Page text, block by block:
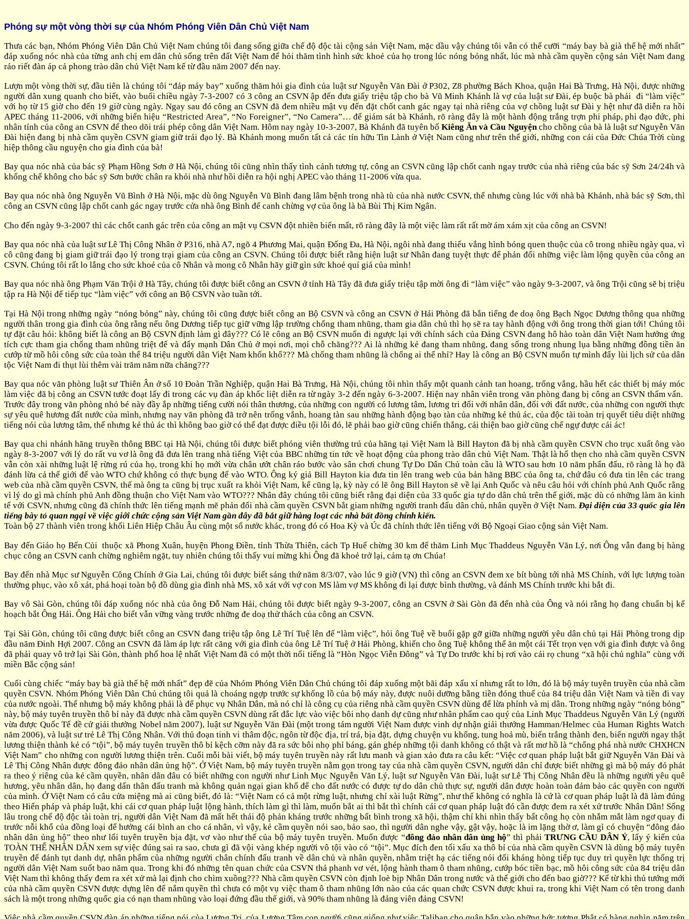
Phóng sự một vòng thời sự của Nhóm Phóng Viên Dân Chủ Việt Nam
Thưa các bạn, Nhóm Phóng Viên Dân Chủ Việt Nam chúng tôi đang sống giữa chế độ độc tài cộng sản Việt Nam, mặc dầu vậy chúng tôi vẫn có thể cưỡi “máy bay bà già thế hệ mới nhất”
đáp xuống nóc nhà của từng anh chị em dân chủ sống trên đất Việt Nam để hỏi thăm tình hình sức khoẻ của họ trong lúc nóng bỏng nhất, lúc mà nhà cầm quyền cộng sản Việt Nam đang
ráo riết đàn áp cả phong trào dân chủ Việt Nam kể từ đầu năm 2007 đến nay.
Lượn một vòng thời sự, đầu tiên là chúng tôi “đáp máy bay” xuống thăm hỏi gia đình của luật sư Nguyễn Văn Đài ở P302, Z8 phường Bách Khoa, quận Hai Bà Trưng, Hà Nội, được những
người dân xung quanh cho biết, vào buổi chiều ngày 7-3-2007 có 3 công an CSVN ập đến đưa giấy triệu tập cho bà Vũ Minh Khánh là vợ của luật sư Đài, ép buộc bà phải đi “làm việc”
với họ từ 15 giờ cho đến 19 giờ cùng ngày. Ngay sau đó công an CSVN đã đem nhiều mật vụ đến đặt chốt canh gác ngay tại nhà riêng của vợ chồng luật sư Đài y hệt như đã diễn ra hồi
APEC tháng 11-2006, với những biển hiệu “Restricted Area”, “No Foreigner”, “No Camera”… để giám sát bà Khánh, rõ ràng đây là một hành động trắng trợn phi pháp, phi đạo đức, phi
nhân tính của công an CSVN để theo dõi trái phép công dân Việt Nam. Hôm nay ngày 10-3-2007, Bà Khánh đã tuyên bốKiêng Ăn và Cầu Nguyệncho chồng của bà là luật sư Nguyễn Văn
Đài hiện đang bị nhà cầm quyền CSVN giam giữ trái đạo lý. Bà Khánh mong muốn tất cả các tín hữu Tin Lành ở Việt Nam cũng như trên thế giới, những con cái của Đức Chúa Trời cùng
hiệp thông cầu nguyện cho gia đình của bà!
Bay qua nóc nhà của bác sỹ Phạm Hồng Sơn ở Hà Nội, chúng tôi cũng nhìn thấy tình cảnh tương tự, công an CSVN cũng lập chốt canh ngay trước của nhà riêng của bác sỹ Sơn 24/24h và
khống chế không cho bác sỹ Sơn bước chân ra khỏi nhà như hồi diễn ra hội nghị APEC vào tháng 11-2006 vừa qua.
Bay qua nóc nhà ông Nguyễn Vũ Bình ở Hà Nội, mặc dù ông Nguyễn Vũ Bình đang lâm bệnh trong nhà tù của nhà nước CSVN, thế nhưng cùng lúc với nhà bà Khánh, nhà bác sỹ Sơn, thì
công an CSVN cũng lập chốt canh gác ngay trước cửa nhà ông Bình để canh chừng vợ của ông là bà Bùi Thị Kim Ngân.
Cho đến ngày 9-3-2007 thì các chốt canh gác trên của công an mật vụ CSVN đột nhiên biến mất, rõ ràng đây là một việc làm rất rất mờ ám xám xịt của công an CSVN!
Bay qua nóc nhà của luật sư Lê Thị Công Nhân ở P316, nhà A7, ngõ 4 Phương Mai, quận Đống Đa, Hà Nội, ngôi nhà đang thiếu vắng hình bóng quen thuộc của cô trong nhiều ngày qua, vì
cô cũng đang bị giam giữ trái đạo lý trong trại giam của công an CSVN. Chúng tôi được biết rằng hiện luật sư Nhân đang tuyệt thực để phản đối những việc làm lộng quyền của công an
CSVN. Chúng tôi rất lo lắng cho sức khoẻ của cô Nhân và mong cô Nhân hãy giữ gìn sức khoẻ quí giá của mình!
Bay qua nóc nhà ông Phạm Văn Trội ở Hà Tây, chúng tôi được biết công an CSVN ở tỉnh Hà Tây đã đưa giấy triệu tập mời ông đi “làm việc” vào ngày 9-3-2007, và ông Trội cũng sẽ bị triệu
tập ra Hà Nội để tiếp tục “làm việc” với công an Bộ CSVN vào tuần tới.
Tại Hà Nội trong những ngày “nóng bỏng” này, chúng tôi cũng được biết công an Bộ CSVN và công an CSVN ở Hải Phòng đã bắn tiếng đe doạ ông Bạch Ngọc Dương thông qua những
người thân trong gia đình của ông rằng nếu ông Dương tiếp tục giữ vững lập trường chống tham nhũng, tham gia dân chủ thì họ sẽ ra tay hành động với ông trong thời gian tới! Chúng tôi
tự đặt câu hỏi: không biết là công an Bộ CSVN định làm gì đây??? Có lẽ công an Bộ CSVN muốn đi ngược lại với chính sách của Đảng CSVN đang hô hào toàn dân Việt Nam hưởng ứng
tích cực tham gia chống tham nhũng triệt để và đẩy mạnh Dân Chủ ở mọi nơi, mọi chỗ chăng??? Ai là những kẻ đang tham nhũng, đang sống trong nhung lụa bằng những đồng tiền ăn
cướp từ mồ hôi công sức của toàn thể 84 triệu người dân Việt Nam khốn khổ??? Mà chống tham nhũng là chống ai thế nhỉ? Hay là công an Bộ CSVN muốn tự mình đẩy lùi lịch sử của dân
tộc Việt Nam đi thụt lùi thêm vài trăm năm nữa chăng???
Bay qua nóc văn phòng luật sư Thiên Ân ở số 10 Đoàn Trần Nghiệp, quận Hai Bà Trưng, Hà Nội, chúng tôi nhìn thấy một quanh cảnh tan hoang, trống vắng, hầu hết các thiết bị máy móc
làm việc đã bị công an CSVN tước đoạt lấy đi trong các vụ đàn áp khốc liệt diễn ra từ ngày 3-2 đến ngày 6-3-2007. Hiện nay nhân viên trong văn phòng đang bị công an CSVN thẩm vấn.
Trước đây trong văn phòng nhỏ bé này đầy ắp những tiếng cười nói thân thương, của những con người có lương tâm, lương tri đối với nhân dân, đối với đất nước, của những con người thực
sự yêu quê hương đất nước của mình, nhưng nay văn phòng đã trở nên trống vắnh, hoang tàn sau những hành động bạo tàn của những kẻ thủ ác, của độc tài toàn trị quyết tiêu diệt những
tiếng nói của lương tâm, thế nhưng kẻ thủ ác thì không bao giờ có thể đạt được điều tội lỗi đó, lẽ phải bao giờ cũng chiến thắng, cái thiện bao giờ cũng chế ngự được cái ác!
Bay qua chi nhánh hãng truyền thông BBC tại Hà Nội, chúng tôi được biết phóng viên thường trú của hãng tại Việt Nam là Bill Hayton đã bị nhà cầm quyền CSVN cho trục xuất ông vào
ngày 8-3-2007 với lý do rất vu vơ là ông đã đưa lên trang nhà tiếng Việt của BBC những tin tức về hoạt động của phong trào dân chủ Việt Nam. Thật là hổ thẹn cho nhà cầm quyền CSVN
vẫn còn xài những luật lệ rừng rú của họ, trong khi họ mới vừa chân ướt chân ráo bước vào sân chơi chung Tự Do Dân Chủ toàn cầu là WTO sau hơn 10 năm phấn đấu, rõ ràng là họ đã
đánh lừa cả thế giới để vào WTO chứ không có thực bụng để vào WTO. Ông ký giả Bill Hayton kia đưa tin lên trang web của bản hãng BBC của ông ta, chứ đâu có đưa tin lên các trang
web của nhà cầm quyền CSVN, thế mà ông ta cũng bị trục xuất ra khỏi Việt Nam, kể cũng lạ, kỳ này có lẽ ông Bill Hayton sẽ về lại Anh Quốc và nêu câu hỏi với chính phủ Anh Quốc rằng
vì lý do gì mà chính phủ Anh đồng thuận cho Việt Nam vào WTO??? Nhân đây chúng tôi cũng biết rằng đại diện của 33 quốc gia tự do dân chủ trên thế giới, mặc dù có những làm ăn kinh
tế với CSVN, nhưng cũng đã chính thức lên tiếng mạnh mẽ phản đối nhà cầm quyền CSVN bắt giam những người tranh đấu dân chủ, nhân quyền ở Việt Nam.Đại diện của 33 quốc gia lên
tiếng bày tỏ quan ngại về việc giới chức cộng sản Việt Nam gần đây đã bắt giữ hàng loạt các nhà bất đồng chính kiến.
Toàn bộ 27 thành viên trong khối Liên Hiệp Châu Âu cùng một số nước khác, trong đó có Hoa Kỳ và Úc đã chính thức lên tiếng với Bộ Ngoại Giao cộng sản Việt Nam.
Bay đến Giáo họ Bến Củi thuộc xã Phong Xuân, huyện Phong Điền, tỉnh Thừa Thiên, cách Tp Huế chừng 30 km để thăm Linh Mục Thaddeus Nguyễn Văn Lý, nơi Ông vẫn đang bị hàng
chục công an CSVN canh chừng nghiêm ngặt, tuy nhiên chúng tôi thấy vui mừng khi Ông đã khoẻ trở lại, cảm tạ ơn Chúa!
Bay đến nhà Mục sư Nguyễn Công Chính ở Gia Lai, chúng tôi được biếtsáng thứ năm 8/3/07, vào lúc 9 giờ (VN) thì công an CSVN đem xe bít bùng tới nhà MS Chính, với lực lượng toàn
thường phục, vào xô xát, phá hoại toàn bộ đồ dùng gia đình nhà MS, xô xát với vợ con MS làm vợ MS không đi lại được bình thường, và đánh MS Chính trước khi bắt đi.
Bay vô Sài Gòn, chúng tôi đáp xuống nóc nhà của ông Đỗ Nam Hải, chúng tôi được biết ngày 9-3-2007, công an CSVN ở Sài Gòn đã đến nhà của Ông và nói rằng họ đang chuẩn bị kế
hoạch bắt Ông Hải. Ông Hải cho biết vẫn vững vàng trước những đe doạ thử thách của công an CSVN.
Tại Sài Gòn, chúng tôi cũng được biết công an CSVN đang triệu tập ông Lê Trí Tuệ lên để “làm việc”, hỏi ông Tuệ về buổi gặp gỡ giữa những người yêu dân chủ tại Hải Phòng trong dịp
đầu năm Đinh Hợi 2007. Công an CSVN đã làm áp lực rất căng với gia đình của ông Lê Trí Tuệ ở Hải Phòng, khiến cho ông Tuệ không thể ăn một cái Tết trọn vẹn với gia đình được và ông
đã phải quay vô trở lại Sài Gòn, thành phố hoa lệ nhất Việt Nam đã có một thời nổi tiếng là “Hòn Ngọc Viễn Đông” và Tự Do trước khi bị rơi vào cái rọ chung “xã hội chủ nghĩa” cùng với
miền Bắc cộng sản!
Cuối cùng chiếc “máy bay bà già thế hệ mới nhất” đẹp đẽ của Nhóm Phóng Viên Dân Chủ chúng tôi đáp xuống một bãi đáp xấu xí nhưng rất to lớn, đó là bộ máy tuyên truyền của nhà cầm
quyền CSVN. Nhóm Phóng Viên Dân Chủ chúng tôi quả là choáng ngợp trước sự khổng lồ của bộ máy này, được nuôi dưỡng bằng tiền đóng thuế của 84 triệu dân Việt Nam và tiền đi vay
của nước ngoài. Thế nhưng bộ máy không phải là để phục vụ Nhân Dân, mà nó chỉ là công cụ của riêng nhà cầm quyền CSVN dùng để lừa phỉnh và mị dân. Trong những ngày “nóng bỏng”
này, bộ máy tuyên truyền thô bỉ này đã được nhà cầm quyền CSVN dùng rất đắc lực vào việc bôi nhọ danh dự cũng như nhân phẩm cao quý của Linh Mục Thaddeus Nguyễn Văn Lý (người
vừa được Quốc Tế đề cử giải thưởng Nobel năm 2007), luật sư Nguyễn Văn Đài (một trong tám người Việt Nam được vinh dự nhận giải thưởng Hamman/Helmec của Human Rights Watch
năm 2006), và luật sư trẻ Lê Thị Công Nhân. Với thủ đoạn tinh vi thâm độc, ngôn từ độc địa, trí trá, bịa đặt, dựng chuyện vu khống, tung hoả mù, biến trắng thành đen, biến người ngay thật
lương thiện thành kẻ có “tội”, bộ máy tuyên truyền thô bỉ kệch cỡm này đã ra sức bôi nhọ phỉ báng, gán ghép những tội danh không có thật và rất mơ hồ là “chống phá nhà nước CHXHCN
Việt Nam” cho những con người lương thiện trên. Cuối mỗi bài viết, bộ máy tuyên truyền này rất lưu manh và gian xảo đưa ra câu kết: “Việc cơ quan pháp luật bắt giữ Nguyễn Văn Đài và
Lê Thị Công Nhân được đông đảo nhân dân ủng hộ”. Ở Việt Nam, bộ máy tuyên truyền nằm gọn trong tay của nhà cầm quyền CSVN, người dân chỉ được biết những gì mà bộ máy đó phát
ra theo ý riêng của kẻ cầm quyền, nhân dân đâu có biết những con người như Linh Mục Nguyễn Văn Lý, luật sư Nguyễn Văn Đài, luật sư Lê Thị Công Nhân đều là những người yêu quê
hương, yêu nhân dân, họ đang dấn thân đấu tranh mà không quản ngại gian khổ để cho đất nước có được tự do dân chủ thực sự, người dân được hoàn toàn đảm bảo các quyền con người
của mình. Ở Việt Nam có câu cửa miệng mà ai cũng biết, đó là: “Việt Nam có cả một rừng luật, nhưng chỉ xài luật Rừng”, như thế không có nghĩa là cứ là cơ quan pháp luật là đã làm đúng
theo Hiến pháp và pháp luật, khi cái cơ quan pháp luật lộng hành, thích làm gì thì làm, muốn bắt ai thì bắt thì chính cái cơ quan pháp luật đó cần được đem ra xét xử trước Nhân Dân! Sống
lâu trong chế độ độc tài toàn trị, người dân Việt Nam đã mất hết thái độ phản kháng trước những bất bình trong xã hội, thậm chí khi nhìn thấy bất công họ còn nhắm mắt làm ngơ quay đi
trước nỗi khổ của đồng loại để hưởng cái bình an cho cá nhân, vì vậy, kẻ cầm quyền nói sao, bảo sao, thì người dân nghe vậy, gật vậy, hoặc là im lặng thờ ơ, làm gì có chuyện “đông đảo
nhân dân ủng hộ” theo như lối tuyên truyền bịa đặt, vơ vào như thế của bộ máy tuyên truyền. Muốn được “đông đảo nhân dân ủng hộ” thì phải TRƯNG CẦU DÂN Ý, lấy ý kiến của
TOÀN THỂ NHÂN DÂN xem sự việc đúng sai ra sao, chưa gì đã vội vàng khép người vô tội vào có “tội”. Mục đích đen tối xấu xa thô bỉ của nhà cầm quyền CSVN là dùng bộ máy tuyên
truyền để đánh tụt danh dự, nhân phẩm của những người chân chính đấu tranh về dân chủ và nhân quyền, nhằm triệt hạ các tiếng nói đối kháng hòng tiếp tục duy trì quyền lực thống trị
người dân Việt Nam suốt bao năm qua. Trong khi đó những tên quan chức của CSVN thả phanh vơ vét, lộng hành tham ô tham nhũng, cướp bóc tiền bạc, mồ hôi công sức của 84 triệu dân
Việt Nam thì không thấy đem ra xét xử mà lại định cho chìm xuồng??? Nhà cầm quyền CSVN còn định loè bịp Nhân Dân trong nước và thế giới cho đến bao giờ??? Kể từ khi thủ tướng mới
của nhà cầm quyền CSVN được dựng lên để nắm quyền thì chưa có một vụ việc tham ô tham nhũng lớn nào của các quan chức CSVN được khui ra, trong khi Việt Nam có tên trong danh
sách là một trong những quốc gia có nạn tham nhũng vào loại đứng đầu thế giới, và 90% tham nhũng là đảng viên đảng CSVN!